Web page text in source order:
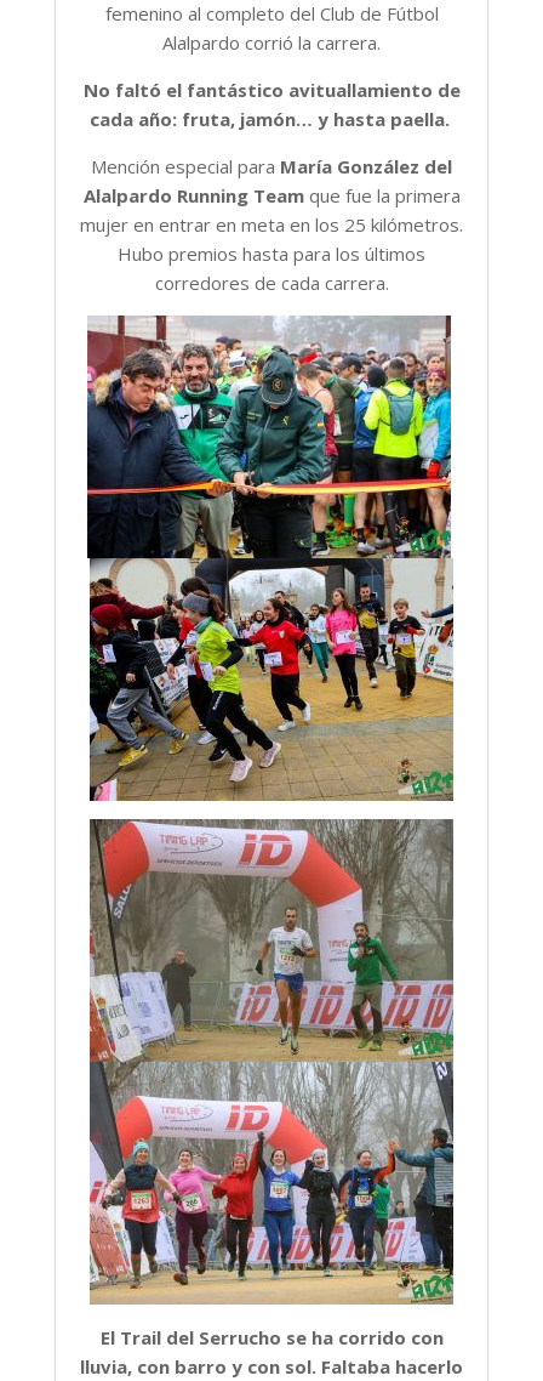
femenino al completo del Club de Fútbol
Alalpardo corrió la carrera.
No faltó el fantástico avituallamiento de
cada año: fruta, jamón… y hasta paella.
Mención especial para María González del
Alalpardo Running Teamque fue la primera
mujer en entrar en meta en los 25 kilómetros.
Hubo premios hasta para los últimos
corredores de cada carrera.
El Trail del Serrucho se ha corrido con
lluvia, con barro y con sol. Faltaba hacerlo